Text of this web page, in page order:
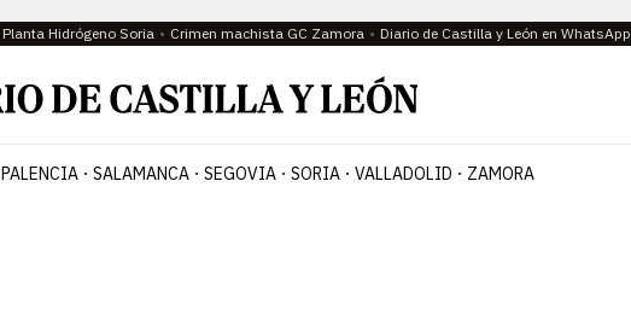
Planta Hidrógeno Soria Crimen machista GC Zamora Diario de Castilla y León en WhatsApp
PALENCIA SALAMANCA SEGOVIA SORIA VALLADOLID ZAMORA